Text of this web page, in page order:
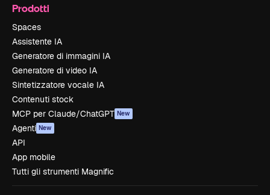
Prodotti
Spaces
Assistente IA
Generatore di immagini IA
Generatore di video IA
Sintetizzatore vocale IA
Contenuti stock
MCP per Claude/ChatGPT New
Agenti New
API
App mobile
Tutti gli strumenti Magnific